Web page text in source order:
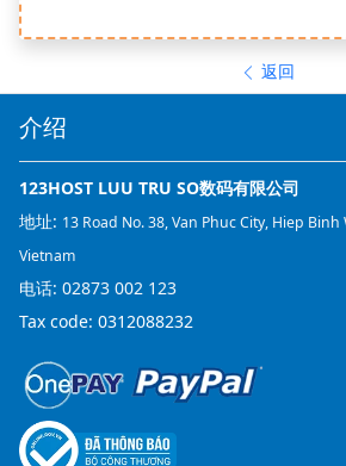
返回
介绍
123HOST LUU TRU SO数码有限公司
地址: 13 Road No. 38, Van Phuc City, Hiep
Vietnam
电话: 02873 002 123
Tax code: 0312088232